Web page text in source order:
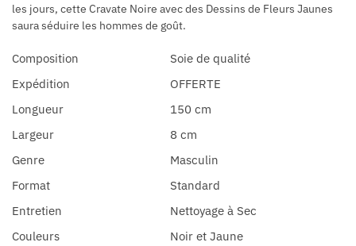
les jours, cette Cravate Noire avec des Dessins de Fleurs Jaunes
saura séduire les hommes de goût.
Composition
Soie de qualité
Expédition
OFFERTE
Longueur
150 cm
Largeur
8 cm
Genre
Masculin
Format
Standard
Entretien
Nettoyage à Sec
Couleurs
Noir et Jaune